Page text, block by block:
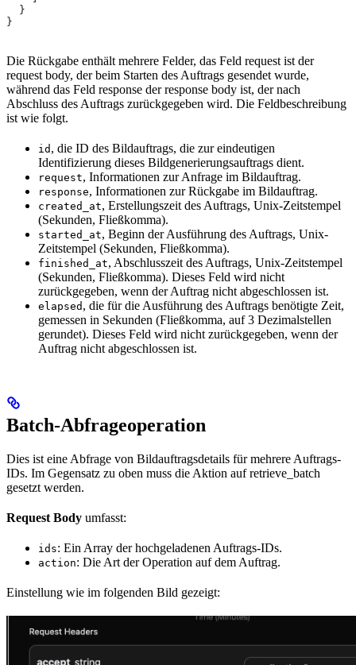
  }
}
Die Rückgabe enthält mehrere Felder, das Feld request ist der
request body, der beim Starten des Auftrags gesendet wurde,
während das Feld response der response body ist, der nach
Abschluss des Auftrags zurückgegeben wird. Die Feldbeschreibung
ist wie folgt.
id , die ID des Bildauftrags, die zur eindeutigen
Identifizierung dieses Bildgenerierungsauftrags dient.
request, Informationen zur Anfrage im Bildauftrag.
response, Informationen zur Rückgabe im Bildauftrag.
created_at, Erstellungszeit des Auftrags, Unix-Zeitstempel
(Sekunden, Fließkomma).
started_at, Beginn der Ausführung des Auftrags, Unix-
Zeitstempel (Sekunden, Fließkomma).
finished_at, Abschlusszeit des Auftrags, Unix-Zeitstempel
(Sekunden, Fließkomma). Dieses Feld wird nicht
zurückgegeben, wenn der Auftrag nicht abgeschlossen ist.
elapsed , die für die Ausführung des Auftrags benötigte Zeit,
gemessen in Sekunden (Fließkomma, auf 3 Dezimalstellen
gerundet). Dieses Feld wird nicht zurückgegeben, wenn der
Auftrag nicht abgeschlossen ist.
Batch-Abfrageoperation
Dies ist eine Abfrage von Bildauftragsdetails für mehrere Auftrags-
IDs. Im Gegensatz zu oben muss die Aktion auf retrieve_batch
gesetzt werden.
Request Body umfasst:
ids: Ein Array der hochgeladenen Auftrags-IDs.
action: Die Art der Operation auf dem Auftrag.
Einstellung wie im folgenden Bild gezeigt: